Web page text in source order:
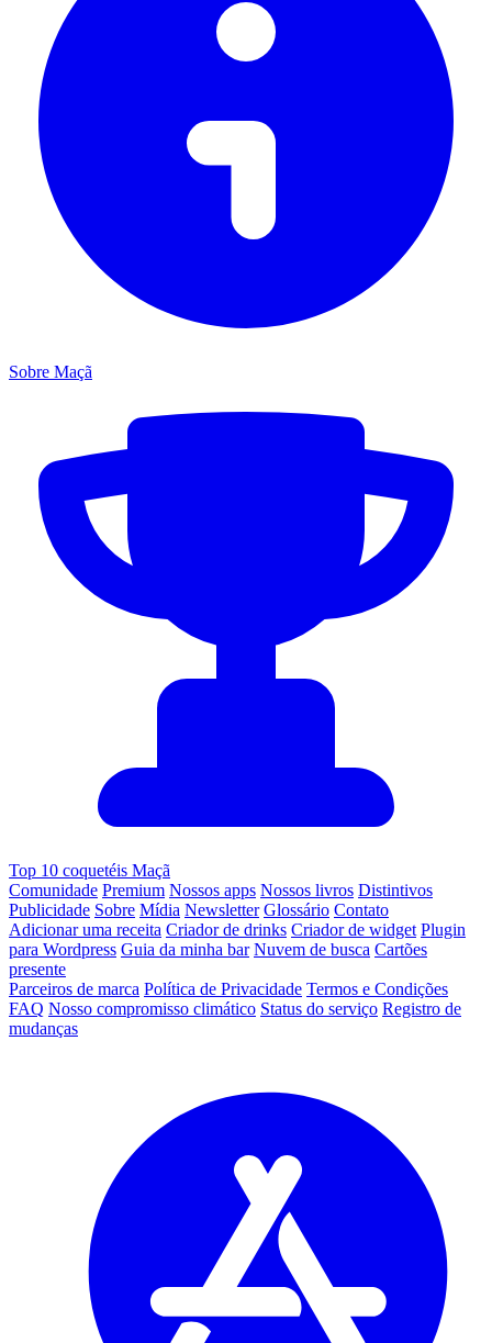
Sobre Maçã
Top 10 coquetéis Maçã
Comunidade Premium Nossos apps Nossos livros Distintivos
Publicidade Sobre Mídia Newsletter Glossário Contato
Adicionar uma receita Criador de drinks Criador de widget Plugin
para Wordpress Guia da minha bar Nuvem de busca Cartões
presente
Parceiros de marca Política de Privacidade Termos e Condições
FAQ Nosso compromisso climático Status do serviço Registro de
mudanças